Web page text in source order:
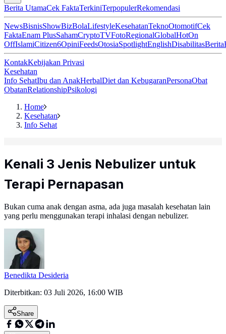
Berita UtamaCek FaktaTerkiniTerpopulerRekomendasi
NewsBisnisShowBizBolaLifestyleKesehatanTeknoOtomotifCek
FaktaEnam PlusSahamCryptoTVFotoRegionalGlobalHotOn
OffIslamiCitizen6OpiniFeedsOtosiaSpotlightEnglishDisabilitasBerita
KontakKebijakan Privasi
Kesehatan
Info SehatIbu dan AnakHerbalDiet dan KebugaranPersonaObat
ObatanRelationshipPsikologi
Home
Kesehatan
Info Sehat
Kenali 3 Jenis Nebulizer untuk
Terapi Pernapasan
Bukan cuma anak dengan asma, ada juga masalah kesehatan lain
yang perlu menggunakan terapi inhalasi dengan nebulizer.
Benedikta Desideria
Diterbitkan: 03 Juli 2026, 16:00 WIB
Share